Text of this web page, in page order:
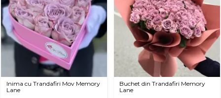
Inima cu Trandafiri Mov Memory
Lane
Buchet din Trandafiri Memory
Lane